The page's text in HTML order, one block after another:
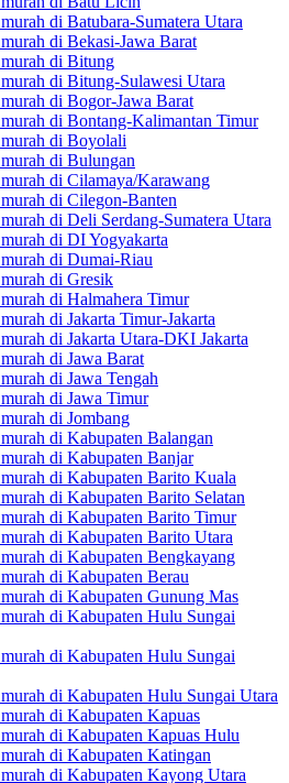
di Batubara-Sumatera Utara
di Bekasi-Jawa Barat
di Bitung
di Bitung-Sulawesi Utara
di Bogor-Jawa Barat
di Bontang-Kalimantan Timur
di Boyolali
di Bulungan
di Cilamaya/Karawang
di Cilegon-Banten
di Deli Serdang-Sumatera Utara
di DI Yogyakarta
di Dumai-Riau
di Gresik
di Halmahera Timur
di Jakarta Timur-Jakarta
di Jakarta Utara-DKI Jakarta
di Jawa Barat
di Jawa Tengah
di Jawa Timur
di Jombang
di Kabupaten Balangan
di Kabupaten Banjar
di Kabupaten Barito Kuala
di Kabupaten Barito Selatan
di Kabupaten Barito Timur
di Kabupaten Barito Utara
di Kabupaten Bengkayang
di Kabupaten Berau
di Kabupaten Gunung Mas
di Kabupaten Hulu Sungai
di Kabupaten Hulu Sungai
di Kabupaten Hulu Sungai Utara
di Kabupaten Kapuas
di Kabupaten Kapuas Hulu
di Kabupaten Katingan
di Kabupaten Kayong Utara